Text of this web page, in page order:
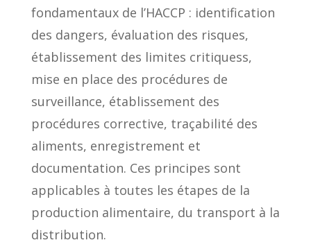
fondamentaux de l’HACCP : identification
des dangers, évaluation des risques,
établissement des limites critiquess,
mise en place des procédures de
surveillance, établissement des
procédures corrective, traçabilité des
aliments, enregistrement et
documentation. Ces principes sont
applicables à toutes les étapes de la
production alimentaire, du transport à la
distribution.